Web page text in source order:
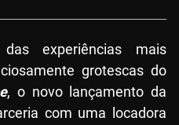
experiências mais
grotescas do
, o novo lançamento da
com uma locadora